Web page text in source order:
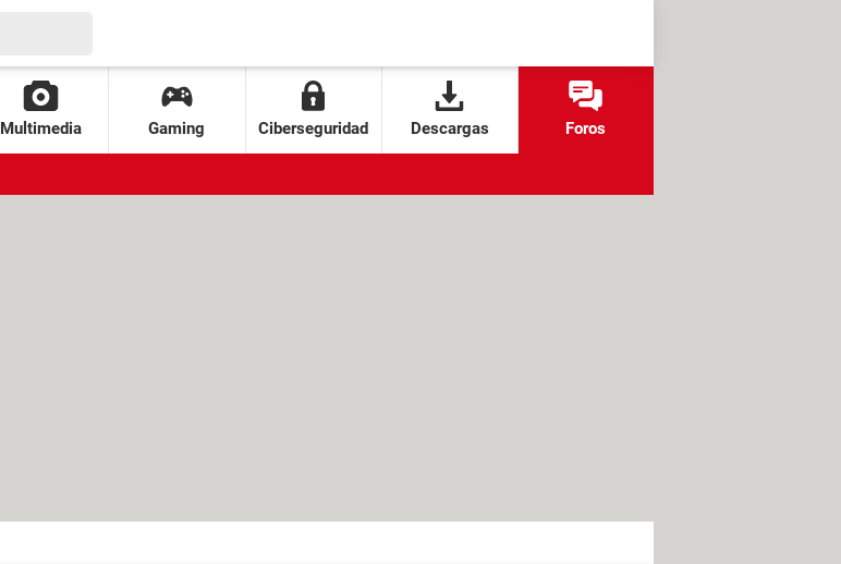
Multimedia Gaming Ciberseguridad Descargas Foros